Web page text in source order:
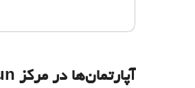
آپارتمان‌ها در مرکز Kaprun